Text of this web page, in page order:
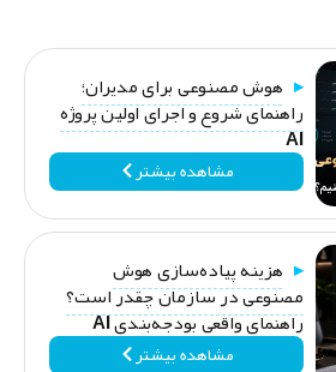
هوش مصنوعی برای مدیران؛
راهنمای شروع و اجرای اولین پروژه
AI
مشاهده بیشتر
هزینه پیاده‌سازی هوش
مصنوعی در سازمان چقدر است؟
راهنمای واقعی بودجه‌بندی AI
مشاهده بیشتر